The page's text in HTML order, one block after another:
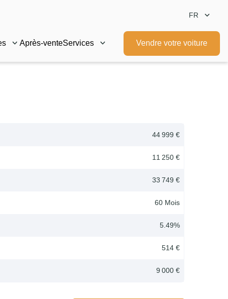
FR
Après-venteServices Vendre votre voiture
44 999 €
11 250 €
33 749 €
60 Mois
5.49%
514 €
9 000 €